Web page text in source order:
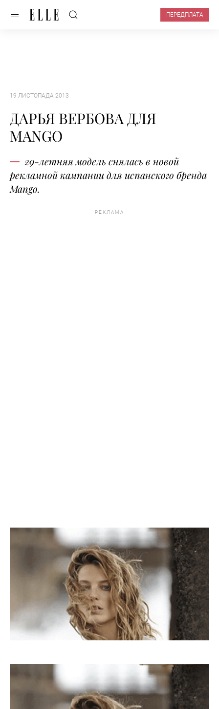
ПЕРЕДПЛАТА
19 ЛИСТОПАДА 2013
ДАРЬЯ ВЕРБОВА ДЛЯ
MANGO
29-летняя модель снялась в новой
рекламной кампании для испанского бренда
Mango.
РЕКЛАМА